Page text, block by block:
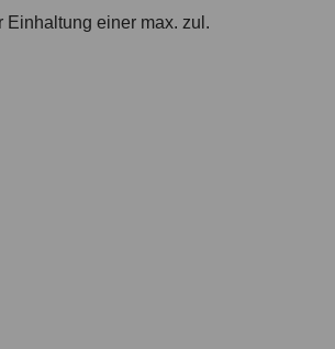
Einhaltung einer max. zul.